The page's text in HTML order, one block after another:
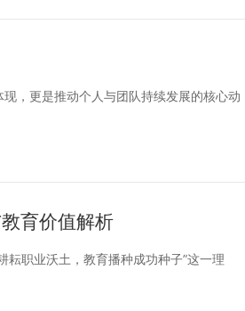
，更是推动个人与团队持续发展的核心动
育价值解析
耘职业沃土，教育播种成功种子”这一理